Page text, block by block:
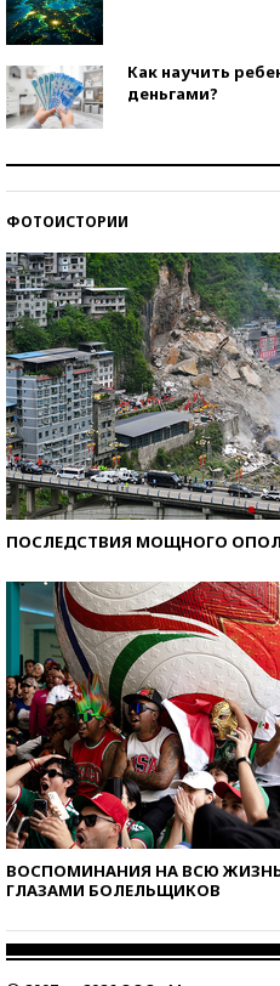
Как научить
деньгами?
ФОТОИСТОРИИ
ПОСЛЕДСТВИЯ МОЩНОГО
ВОСПОМИНАНИЯ НА ВСЮ
ГЛАЗАМИ БОЛЕЛЬЩИКОВ